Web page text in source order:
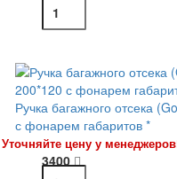
Ручка багажного отсека
с фонарем габаритов *
Уточняйте цену у
3400